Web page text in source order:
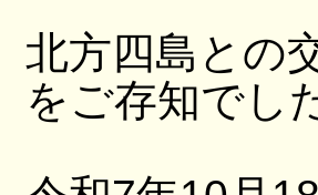
北方四島との
をご存知でし